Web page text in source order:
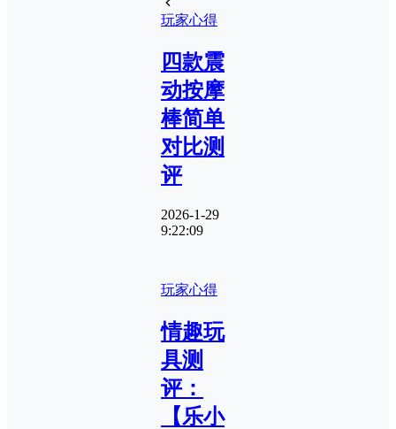
玩家心得
四款震
动按摩
棒简单
对比测
评
2026-1-29
9:22:09
玩家心得
情趣玩
具测
评：
【乐小